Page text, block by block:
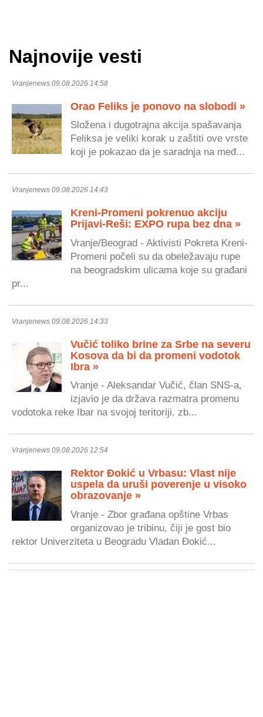
Najnovije vesti
Vranjenews 09.08.2026 14:58
Orao Feliks je ponovo na slobodi »
Složena i dugotrajna akcija spašavanja
Feliksa je veliki korak u zaštiti ove vrste
koji je pokazao da je saradnja na međ...
Vranjenews 09.08.2026 14:43
Kreni-Promeni pokrenuo akciju
Prijavi-Reši: EXPO rupa bez dna »
Vranje/Beograd - Aktivisti Pokreta Kreni-
Promeni počeli su da obeležavaju rupe
na beogradskim ulicama koje su građani
pr...
Vranjenews 09.08.2026 14:33
Vučić toliko brine za Srbe na severu
Kosova da bi da promeni vodotok
Ibra »
Vranje - Aleksandar Vučić, član SNS-a,
izjavio je da država razmatra promenu
vodotoka reke Ibar na svojoj teritoriji, zb...
Vranjenews 09.08.2026 12:54
Rektor Đokić u Vrbasu: Vlast nije
uspela da uruši poverenje u visoko
obrazovanje »
Vranje - Zbor građana opštine Vrbas
organizovao je tribinu, čiji je gost bio
rektor Univerziteta u Beogradu Vladan Đokić...